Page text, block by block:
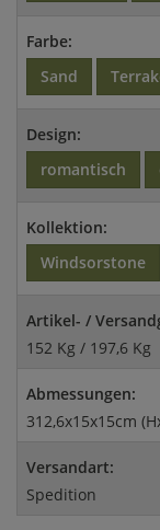
Farbe:
Sand
Design:
romantisch
Kollektion:
Windsorstone
Artikel- /
152 Kg / 197,6 Kg
Abmessungen:
312,6x15x15cm
Versandart:
Spedition